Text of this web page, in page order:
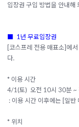
입장권 구입 방법을 안내해
■ 1년 무료입장권
[코스프레 전용 매표소]에
다.
* 이용 시간
4/1(토) 오전 10시 30분 ~
: 이용 시간 이후에는 [일
* 위치